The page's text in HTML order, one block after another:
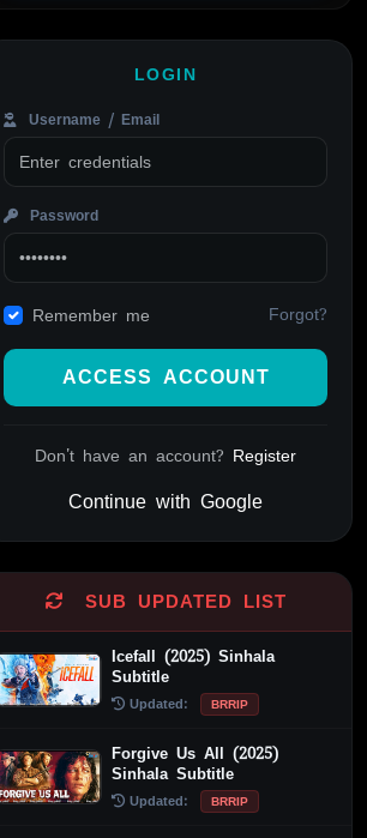
LOGIN
Username / Email
Password
Remember me Forgot?
ACCESS ACCOUNT
Don't have an account? Register
Continue with Google
SUB UPDATED LIST
Icefall (2025) Sinhala
Subtitle
Updated: BRRIP
Forgive Us All (2025)
Sinhala Subtitle
Updated: BRRIP